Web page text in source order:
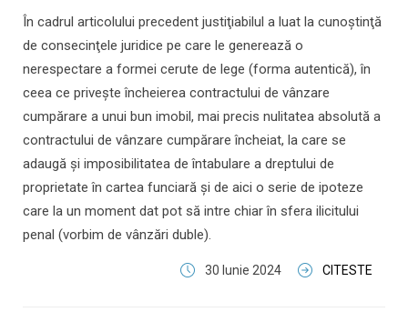
În cadrul articolului precedent justiţiabilul a luat la cunoştinţă
de consecinţele juridice pe care le generează o
nerespectare a formei cerute de lege (forma autentică), în
ceea ce priveşte încheierea contractului de vânzare
cumpărare a unui bun imobil, mai precis nulitatea absolută a
contractului de vânzare cumpărare încheiat, la care se
adaugă şi imposibilitatea de întabulare a dreptului de
proprietate în cartea funciară şi de aici o serie de ipoteze
care la un moment dat pot să intre chiar în sfera ilicitului
penal (vorbim de vânzări duble).
30 Iunie 2024 CITESTE